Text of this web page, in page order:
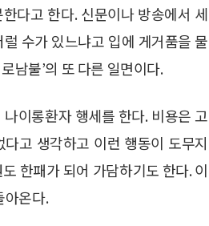
다고 한다. 신문이나 방송에서 세
수가 있느냐고 입에 게거품을 물
남불’의 또 다른 일면이다.
이롱환자 행세를 한다. 비용은 고
고 생각하고 이런 행동이 도무지
한패가 되어 가담하기도 한다. 이
아온다.